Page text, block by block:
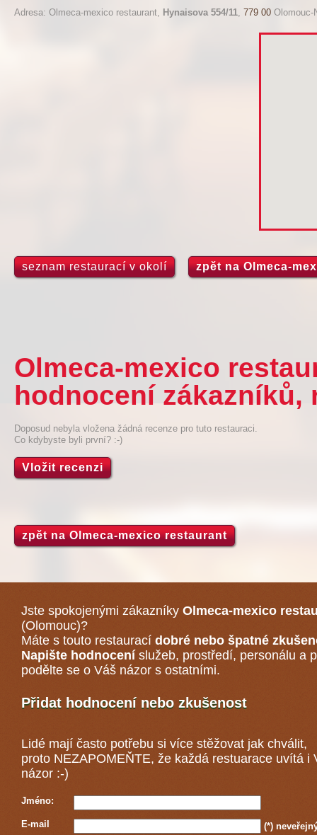
Adresa: Olmeca-mexico restaurant, Hynaisova 554/11, 779 00 Olomouc-
seznam restaurací v okolí zpět na Olmeca-
Olmeca-mexico
hodnocení zákazníků,
Doposud nebyla vložena žádná recenze pro tuto restauraci.
Co kdybyste byli první? :-)
Vložit recenzi
zpět na Olmeca-mexico restaurant
Jste spokojenými zákazníky Olmeca-mexico
(Olomouc)?
Máte s touto restaurací dobré nebo špatné
Napište hodnocení služeb, prostředí, personálu a
podělte se o Váš názor s ostatními.
Přidat hodnocení nebo zkušenost
Lidé mají často potřebu si více stěžovat jak chválit,
proto NEZAPOMEŇTE, že každá restuarace uvítá i
názor :-)
Jméno:
E-mail (*)